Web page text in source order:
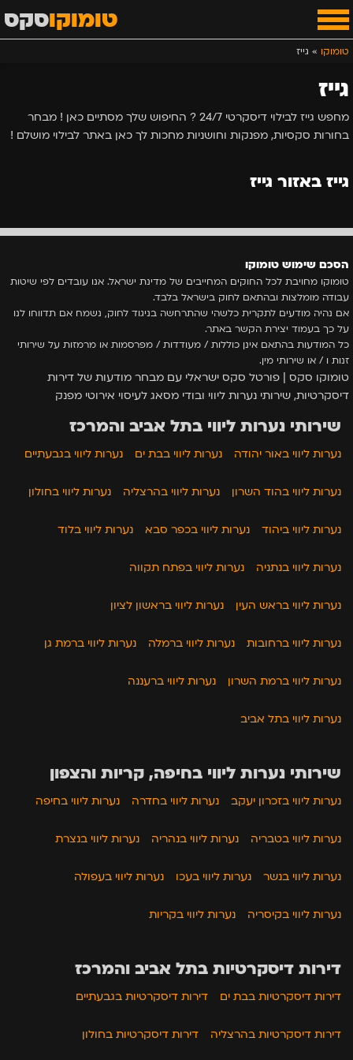
גייז
מחפש גייז לבילוי דיסקרטי 24/7 ? החיפוש שלך מסתיים כאן ! מבחר
בחורות סקסיות, מפנקות וחושניות מחכות לך כאן באתר לבילוי מושלם !
טומוקוסקס
טומוקו » גייז
גייז באזור גייז
הסכם שימוש טומוקו
טומוקו מחויבת לכל החוקים המחייבים של מדינת ישראל. אנו עובדים לפי שיטות
עבודה מומלצות ובהתאם לחוק בישראל בלבד.
אם נהיה מודעים לתקרית כלשהי שהתרחשה בניגוד לחוק, נשמח אם תדווחו לנו
על כך בעמוד יצירת הקשר באתר.
כל המודעות בהתאם אינן כוללות / מעודדות / מפרסמות או מרמזות על שירותי
זנות ו / או שירותי מין.
טומוקו סקס | פורטל סקס ישראלי עם מבחר מודעות של דירות
דיסקרטיות, שירותי נערות ליווי ובודי מסאג לעיסוי אירוטי מפנק
שירותי נערות ליווי בתל אביב והמרכז
נערות ליווי באור יהודה נערות ליווי בבת ים נערות ליווי בגבעתיים
נערות ליווי בהוד השרון נערות ליווי בהרצליה נערות ליווי בחולון
נערות ליווי ביהוד נערות ליווי בכפר סבא נערות ליווי בלוד
נערות ליווי בנתניה נערות ליווי בפתח תקווה
נערות ליווי בראש העין נערות ליווי בראשון לציון
נערות ליווי ברחובות נערות ליווי ברמלה נערות ליווי ברמת גן
נערות ליווי ברמת השרון נערות ליווי ברעננה
נערות ליווי בתל אביב
שירותי נערות ליווי בחיפה, קריות והצפון
נערות ליווי בזכרון יעקב נערות ליווי בחדרה נערות ליווי בחיפה
נערות ליווי בטבריה נערות ליווי בנהריה נערות ליווי בנצרת
נערות ליווי בנשר נערות ליווי בעכו נערות ליווי בעפולה
נערות ליווי בקיסריה נערות ליווי בקריות
דירות דיסקרטיות בתל אביב והמרכז
דירות דיסקרטיות בבת ים דירות דיסקרטיות בגבעתיים
דירות דיסקרטיות בהרצליה דירות דיסקרטיות בחולון